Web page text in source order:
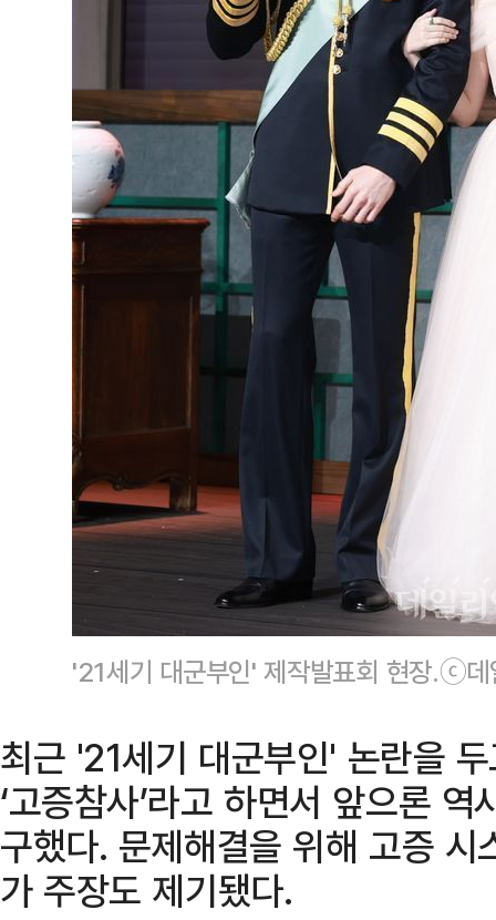
'21세기 대군부인' 제작발표회 현장.ⓒ데
최근 '21세기 대군부인' 논란을 두
‘고증참사’라고 하면서 앞으론
구했다. 문제해결을 위해 고증
가 주장도 제기됐다.